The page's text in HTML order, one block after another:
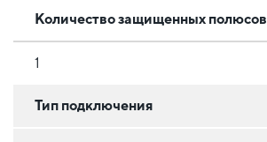
Количество защищенных полюсов
1
Тип подключения